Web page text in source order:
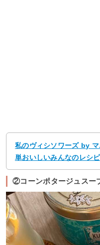
私のヴィシソワーズ by
単おいしいみんなのレシ
②コーンポタージュスー